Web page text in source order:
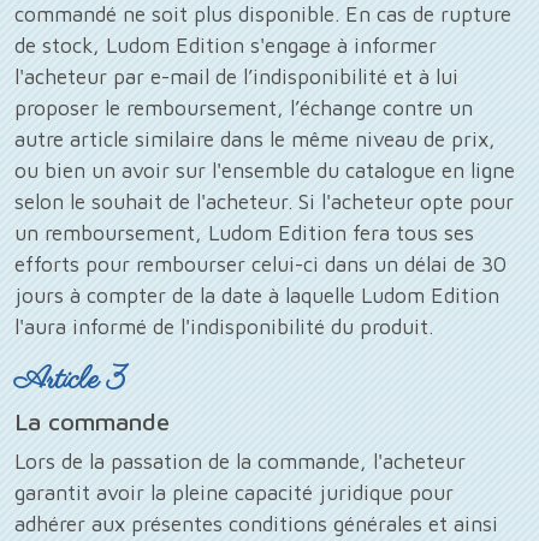
commandé ne soit plus disponible. En cas de rupture
de stock, Ludom Edition s'engage à informer
l'acheteur par e-mail de l’indisponibilité et à lui
proposer le remboursement, l’échange contre un
autre article similaire dans le même niveau de prix,
ou bien un avoir sur l'ensemble du catalogue en ligne
selon le souhait de l'acheteur. Si l'acheteur opte pour
un remboursement, Ludom Edition fera tous ses
efforts pour rembourser celui-ci dans un délai de 30
jours à compter de la date à laquelle Ludom Edition
l'aura informé de l'indisponibilité du produit.
Article 3
La commande
Lors de la passation de la commande, l'acheteur
garantit avoir la pleine capacité juridique pour
adhérer aux présentes conditions générales et ainsi